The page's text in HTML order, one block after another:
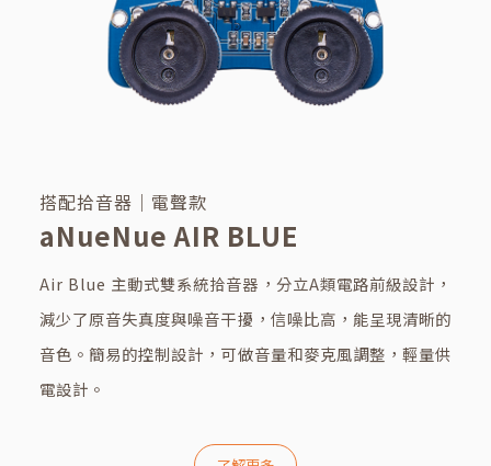
搭配拾音器｜電聲款
aNueNue AIR BLUE
Air Blue 主動式雙系統拾音器，分立A類電路前級設計，
減少了原音失真度與噪音干擾，信噪比高，能呈現清晰的
音色。簡易的控制設計，可做音量和麥克風調整，輕量供
電設計。